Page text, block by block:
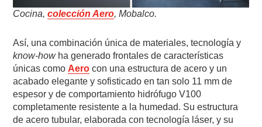
Cocina,colección Aero, Mobalco.
Así, una combinación única de materiales, tecnología y
know-howha generado frontales de características
únicas como Aero con una estructura de acero y un
acabado elegante y sofisticado en tan solo 11 mm de
espesor y de comportamiento hidrófugo V100
completamente resistente a la humedad. Su estructura
de acero tubular, elaborada con tecnología láser, y su